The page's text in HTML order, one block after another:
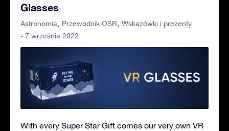
Glasses
Astronomia Przewodnik OSR
Wskazówki i prezenty
- 7 września 2022
With every Super Star Gift comes our very own VR